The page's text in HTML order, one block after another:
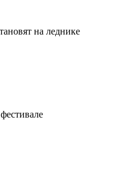
на леднике